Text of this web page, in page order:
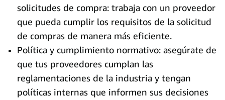
solicitudes de compra: trabaja con un proveedor
que pueda cumplir los requisitos de la solicitud
de compras de manera más eficiente.
Política y cumplimiento normativo: asegúrate de
que tus proveedores cumplan las
reglamentaciones de la industria y tengan
políticas internas que informen sus decisiones